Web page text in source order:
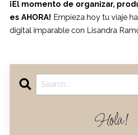
¡El momento de organizar,
es AHORA! Empieza hoy tu viaje
digital imparable con Lisandra
Hola!